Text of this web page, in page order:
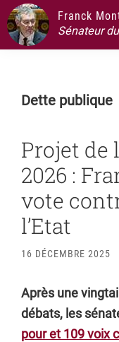
Passer
au
contenu
Passer
la
latérale
Passer
au
pied
page
Franck
Sénateur
Dette publique
Projet de
2026 :
vote
l’Etat
16 DÉCEMBRE 2025
Après une
débats, les
pour et 109 voix